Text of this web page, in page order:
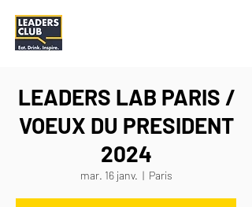
LEADERS LAB PARIS /
VOEUX DU PRESIDENT
2024
mar. 16 janv.
  |
Paris